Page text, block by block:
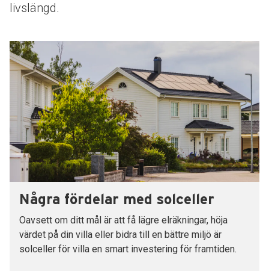
livslängd.
Några fördelar med solceller
Oavsett om ditt mål är att få lägre elräkningar, höja
värdet på din villa eller bidra till en bättre miljö är
solceller för villa en smart investering för framtiden.